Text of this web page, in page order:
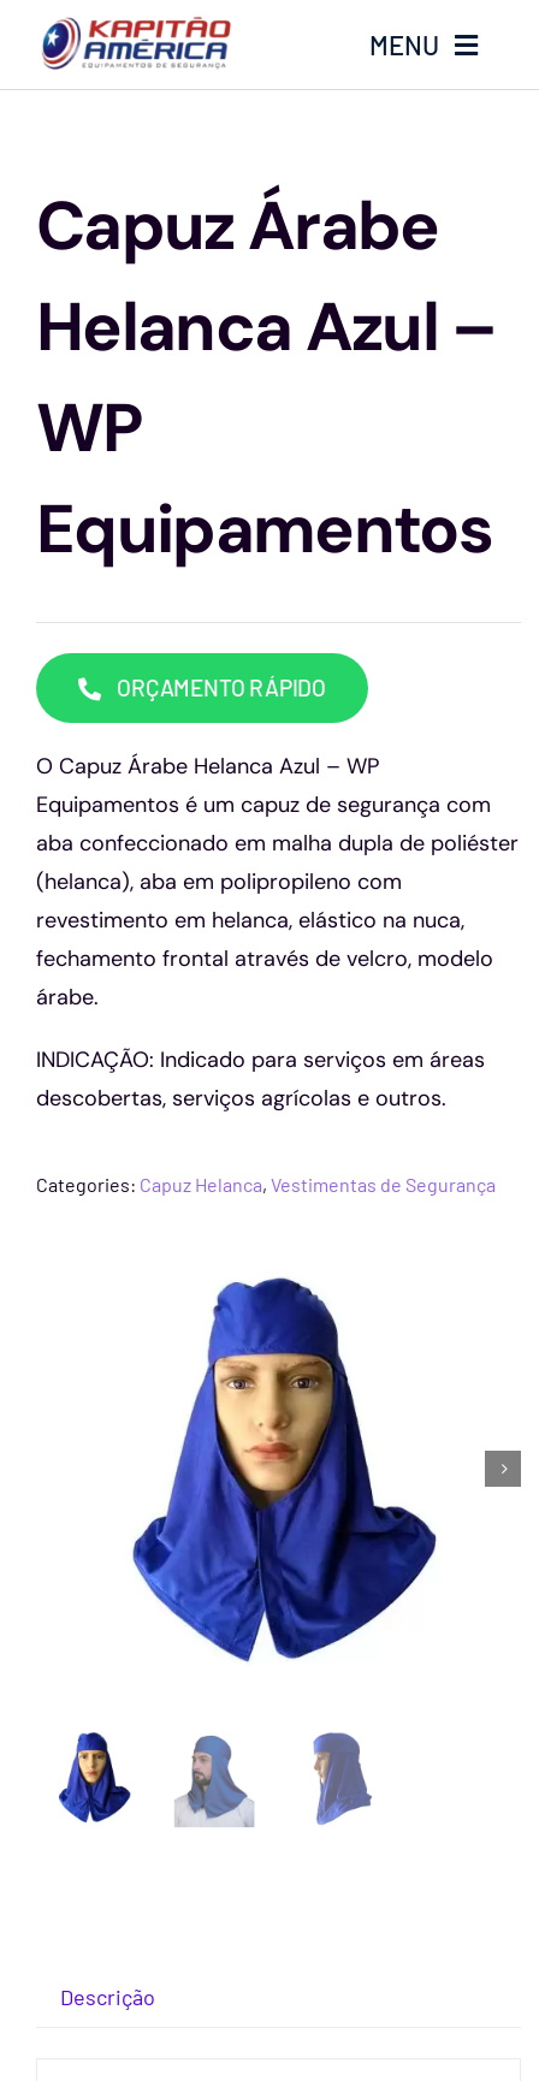
o
MENU
Produtos
Luvas
Altura
Óculos
Capacetes
Contato
Capuz Árabe
Helanca Azul –
WP
Equipamentos
ORÇAMENTO RÁPIDO
O Capuz Árabe Helanca Azul – WP
Equipamentos é um capuz de segurança com
aba confeccionado em malha dupla de poliéster
(helanca), aba em polipropileno com
revestimento em helanca, elástico na nuca,
fechamento frontal através de velcro, modelo
árabe.
INDICAÇÃO: Indicado para serviços em áreas
descobertas, serviços agrícolas e outros.
Categories: Capuz Helanca, Vestimentas de Segurança
Descrição